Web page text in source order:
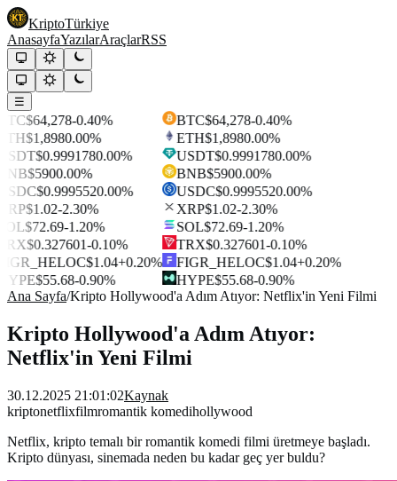
KriptoTürkiye
AnasayfaYazılarAraçlarRSS
☰
$64,278-0.40%
$1,8980.00%
$0.9991780.00%
$5900.00%
$0.9995520.00%
$1.02-2.30%
$72.69-1.20%
$0.327601-0.10%
$1.04+0.20%
$55.68-0.90%
BTC$64,278-0.40%
ETH$1,8980.00%
USDT$0.9991780.00%
BNB$5900.00%
USDC$0.9995520.00%
XRP$1.02-2.30%
SOL$72.69-1.20%
TRX$0.327601-0.10%
FIGR_HELOC$1.04+0.20%
HYPE$55.68-0.90%
Ana Sayfa/Kripto Hollywood'a Adım Atıyor: Netflix'in Yeni Filmi
Kripto Hollywood'a Adım Atıyor:
Netflix'in Yeni Filmi
30.12.2025 21:01:02Kaynak
kriptonetflixfilmromantik komedihollywood
Netflix, kripto temalı bir romantik komedi filmi üretmeye başladı.
Kripto dünyası, sinemada neden bu kadar geç yer buldu?